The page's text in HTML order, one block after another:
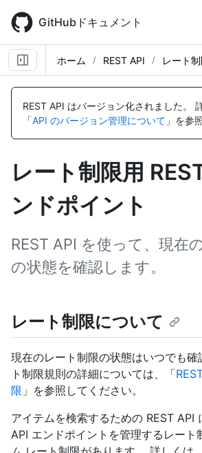
main
content
GitHubドキュメント
ホーム REST API レート
REST API はバージョン化されました。
「API のバージョン管理について 」を参
レート制限用
ンドポイント
REST API を使って、現在
の状態を確認します。
レート制限について
現在のレート制限の状態はいつでも
ト制限規則の詳細については、「
限 」を参照してください。
アイテムを検索するための REST API
API エンドポイントを管理するレート